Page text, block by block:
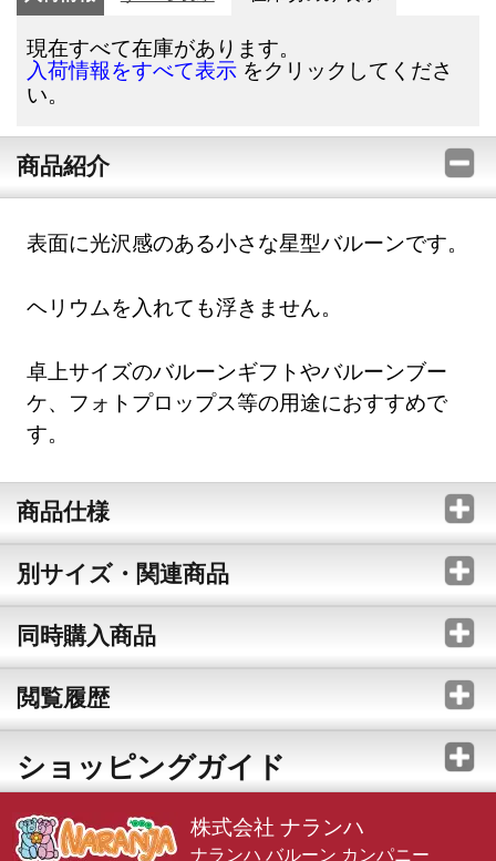
現在すべて在庫があります。
入荷情報をすべて表示 をクリックしてくださ
い。
商品紹介
表面に光沢感のある小さな星型バルーンです。
ヘリウムを入れても浮きません。
卓上サイズのバルーンギフトやバルーンブー
ケ、フォトプロップス等の用途におすすめで
す。
商品仕様
別サイズ・関連商品
同時購入商品
閲覧履歴
ショッピングガイド
株式会社 ナランハ
ナランハ バルーン カンパニー